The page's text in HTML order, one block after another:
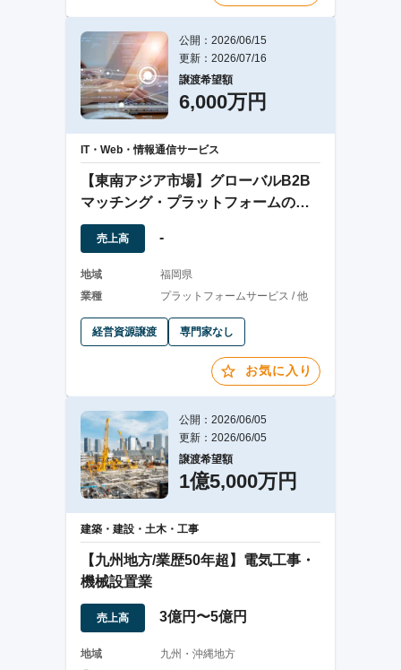
公開：2026/06/15
更新：2026/07/16
譲渡希望額
6,000万円
IT・Web・情報通信サービス
【東南アジア市場】グローバルB2B
マッチング・プラットフォームの譲
渡案件
売上高 -
地域
福岡県
業種
プラットフォームサービス / 他
経営資源譲渡 専門家なし
お気に入り
公開：2026/06/05
更新：2026/06/05
譲渡希望額
1億5,000万円
建築・建設・土木・工事
【九州地方/業歴50年超】電気工事・
機械設置業
売上高 3億円〜5億円
地域
九州・沖縄地方